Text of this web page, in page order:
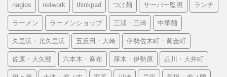
nagios network thinkpad つけ麺 サーバー監視 ランチ
ラーメン ラーメンショップ 三浦・三崎 中華麺
久里浜・北久里浜 五反田・大崎 伊勢佐木町・黄金町
佐原・大矢部 六本木・麻布 厚木・伊勢原 品川・大井町